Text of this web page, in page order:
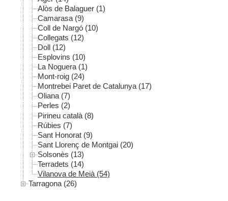
Alòs de Balaguer (1)
Camarasa (9)
Coll de Nargó (10)
Collegats (12)
Doll (12)
Esplovins (10)
La Noguera (1)
Mont-roig (24)
Montrebei Paret de Catalunya (17)
Oliana (7)
Perles (2)
Pirineu català (8)
Rúbies (7)
Sant Honorat (9)
Sant Llorenç de Montgai (20)
Solsonès (13)
Terradets (14)
Vilanova de Meià (54)
Tarragona (26)